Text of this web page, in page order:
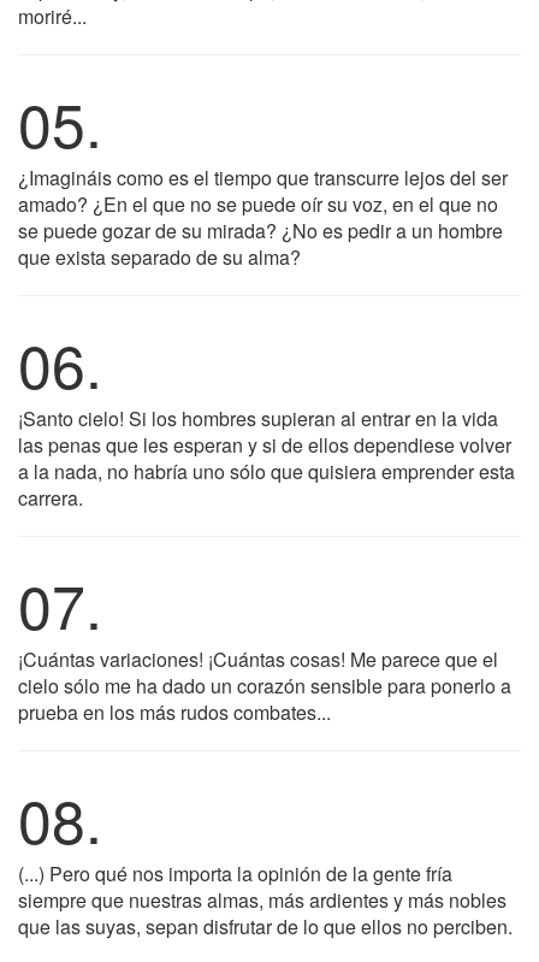
moriré...
05.
¿Imagináis como es el tiempo que transcurre lejos del ser
amado? ¿En el que no se puede oír su voz, en el que no
se puede gozar de su mirada? ¿No es pedir a un hombre
que exista separado de su alma?
06.
¡Santo cielo! Si los hombres supieran al entrar en la vida
las penas que les esperan y si de ellos dependiese volver
a la nada, no habría uno sólo que quisiera emprender esta
carrera.
07.
¡Cuántas variaciones! ¡Cuántas cosas! Me parece que el
cielo sólo me ha dado un corazón sensible para ponerlo a
prueba en los más rudos combates...
08.
(...) Pero qué nos importa la opinión de la gente fría
siempre que nuestras almas, más ardientes y más nobles
que las suyas, sepan disfrutar de lo que ellos no perciben.